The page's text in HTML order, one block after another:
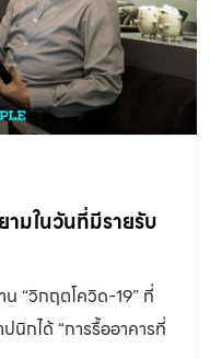
วามรู้สึกของการไปมา
งก่อน ๆ ที่ผ่านมา บ้าน
กันกับบ้านหลังเดิมที่
กกับครอบครัว ซึ่งตอน
& Interior มาเป็นผู้
สุดอบอุ่น หลังจากเคย
ากตำแหน่งของบ้าน
อทำการแบ่งที่ดินออก
ที่ดินที่ได้จึงมีลักษณะ
อกวางตัวอาคารติดกับ
มในวันที่มีรายรับ
“วิกฤตโควิด-19” ที่
นิกได้ “การรื้ออาคารที่